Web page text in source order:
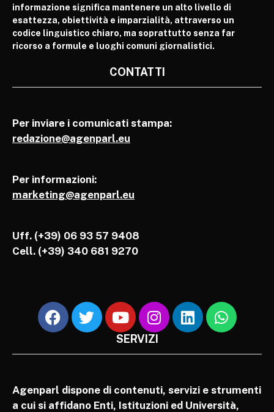
informazione significa mantenere un alto livello di
esattezza, obiettività e imparzialità, attraverso un
codice linguistico chiaro, ma soprattutto senza far
ricorso a formule e luoghi comuni giornalistici.
CONTATTI
Per inviare i comunicati stampa:
redazione@agenparl.eu
Per informazioni:
marketing@agenparl.eu
Uff. (+39) 06 93 57 9408
Cell. (+39) 340 681 9270
SERVIZI
Agenparl dispone di contenuti, servizi e strumenti
a cui si affidano Enti, Istituzioni ed Università,